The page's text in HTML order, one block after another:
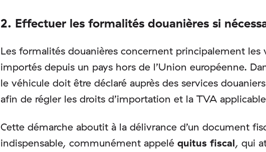
2. Effectuer les formalités douanières si
Les formalités douanières concernent principalement les
importés depuis un pays hors de l’Union européenne.
le véhicule doit être déclaré auprès des services
afin de régler les droits d’importation et la TVA
Cette démarche aboutit à la délivrance d’un document
indispensable, communément appelé quitus fiscal, qui